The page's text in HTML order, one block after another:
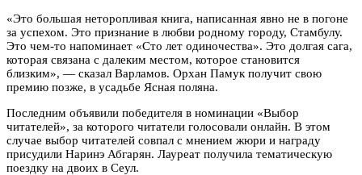
«Это большая неторопливая книга, написанная явно не в погоне
за успехом. Это признание в любви родному городу, Стамбулу.
Это чем-то напоминает «Сто лет одиночества». Это долгая сага,
которая связана с далеким местом, которое становится
близким», — сказал Варламов. Орхан Памук получит свою
премию позже, в усадьбе Ясная поляна.
Последним объявили победителя в номинации «Выбор
читателей», за которого читатели голосовали онлайн. В этом
случае выбор читателей совпал с мнением жюри и награду
присудили Наринэ Абгарян. Лауреат получила тематическую
поездку на двоих в Сеул.